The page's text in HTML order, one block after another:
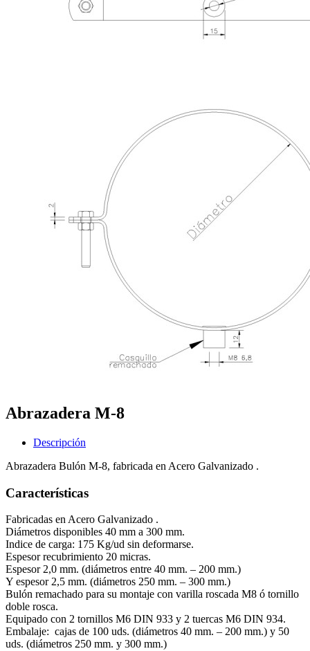
Abrazadera M-8
Descripción
Abrazadera Bulón M-8, fabricada en Acero Galvanizado .
Características
Fabricadas en Acero Galvanizado .
Diámetros disponibles 40 mm a 300 mm.
Indice de carga: 175 Kg/ud sin deformarse.
Espesor recubrimiento 20 micras.
Espesor 2,0 mm. (diámetros entre 40 mm. – 200 mm.)
Y espesor 2,5 mm. (diámetros 250 mm. – 300 mm.)
Bulón remachado para su montaje con varilla roscada M8 ó tornillo
doble rosca.
Equipado con 2 tornillos M6 DIN 933 y 2 tuercas M6 DIN 934.
Embalaje: cajas de 100 uds. (diámetros 40 mm. – 200 mm.) y 50
uds. (diámetros 250 mm. y 300 mm.)